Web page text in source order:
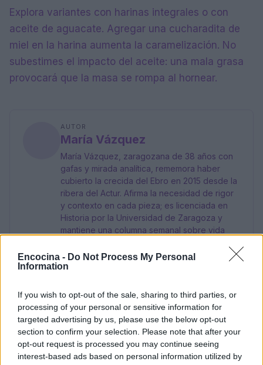
Encocina - Do Not Process My Personal
Information
If you wish to opt-out of the sale, sharing to third parties, or
processing of your personal or sensitive information for
targeted advertising by us, please use the below opt-out
section to confirm your selection. Please note that after your
opt-out request is processed you may continue seeing
interest-based ads based on personal information utilized by
Explora variantes con harinas integrales o con
aceite de aguacate. Agregar una cucharadita de
miel en la harina aumenta la caramelización. No
subestimes el impacto del aceite: una mala grasa
provocará que la masa se rompa al hornear.
AUTOR
María Vázquez
María Vázquez, zaragozana de 38 años con
gafas y mirada analítica, rememora haber
cubierto la crecida del Ebro en 2015 desde la
ribera del Actur. Afirma la necesidad de rigor
y contexto en cada pieza; es licenciada en
Historia por la Universidad de Zaragoza y
mantiene una columna semanal sobre vida